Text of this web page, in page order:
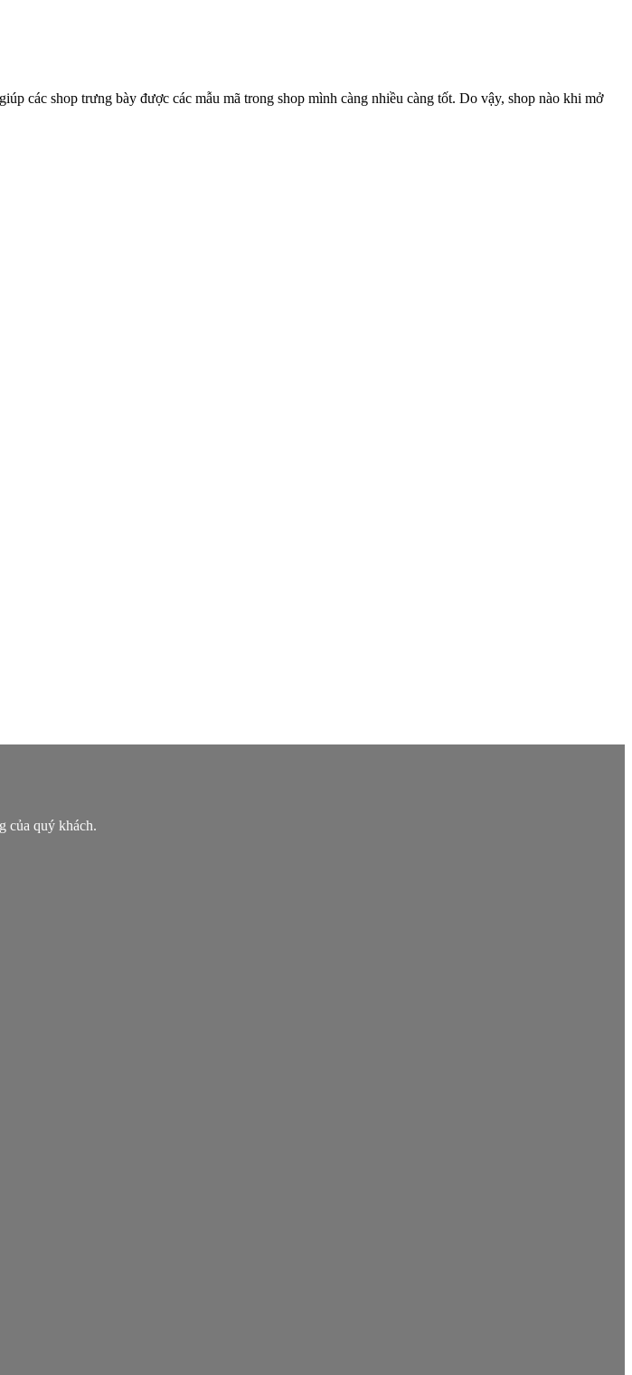
các shop trưng bày được các mẫu mã trong shop mình càng nhiều càng tốt. Do vậy, shop nào khi mở
của quý khách.